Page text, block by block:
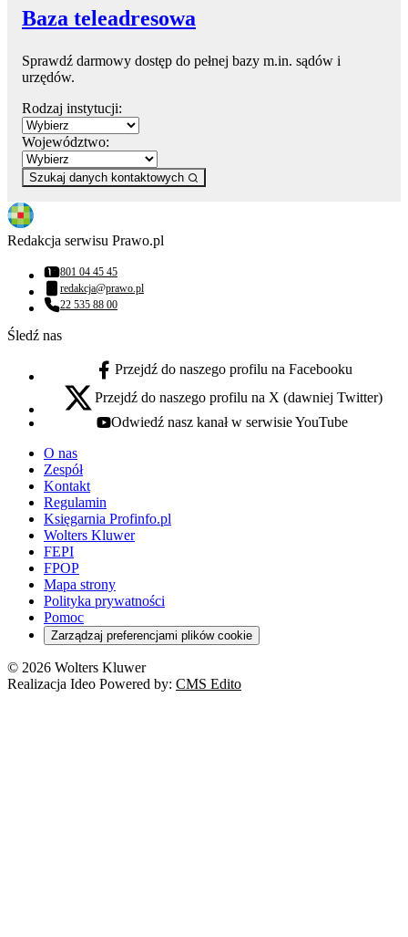
Baza teleadresowa
Sprawdź darmowy dostęp do pełnej bazy m.in. sądów i
urzędów.
Rodzaj instytucji:
Województwo:
Szukaj danych kontaktowych
Redakcja serwisu Prawo.pl
Numer telefonu:
801 04 45 45
Adres email:
redakcja@prawo.pl
Numer telefonu:
22 535 88 00
Śledź nas
facebook - otwiera się w nowej karcie
Przejdź do naszego profilu na Facebooku
x - otwiera się w nowej karcie
Przejdź do naszego profilu na X (dawniej Twitter)
youtube - otwiera się w nowej karcie
Odwiedź nasz kanał w serwisie YouTube
O nas
Zespół
Kontakt
Regulamin
Księgarnia Profinfo.pl
Wolters Kluwer
FEPI
FPOP
Mapa strony
Polityka prywatności
Pomoc
Zarządzaj preferencjami plików cookie
© 2026 Wolters Kluwer
Realizacja Ideo Powered by: CMS Edito